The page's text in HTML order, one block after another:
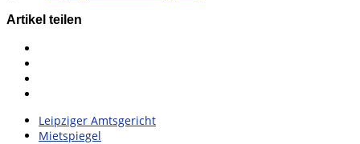
Artikel teilen
Leipziger Amtsgericht
Mietspiegel